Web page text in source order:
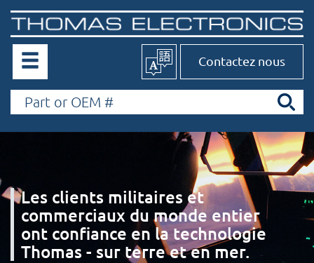
Contactez nous
Les clients militaires et
commerciaux du monde entier
ont confiance en la technologie
Thomas - sur terre et en mer.